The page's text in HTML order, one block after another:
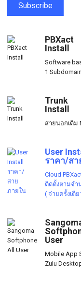
Subscribe
PBXact
Install
Software
1
Trunk
Install
สายนอกเดิม
User
ราคา/ส
Cloud
ติดตั้งตามจำ
( จ่ายครั้งเดีย
User
Mobile App
Zulu